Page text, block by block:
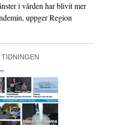
i vården har blivit mer
uppger Region